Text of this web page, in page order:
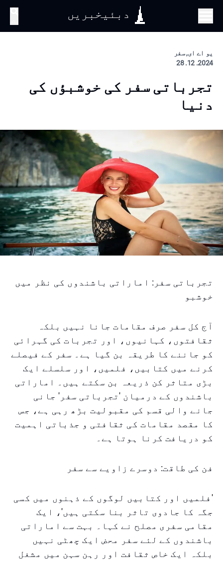
دبئیخبریں
یو اے ای, سفر
2024. 12. 28
تجرباتی سفر کی خوشبؤں کی
دنیا
تجرباتی سفر: اماراتی باشندوں کی نظر میں
خوشبو
آج کل سفر صرف مقامات جانا نہیں بلکہ
ثقافتوں، کہانیوں، اور تجربات کی گہرائی
کو جاننے کا طریقہ بن گیا ہے۔ سفر کے فیصلے
کرنے میں کتابیں، فلمیں، اور سلسلے ایک
بڑی متاثر کن ذریعہ بن سکتے ہیں۔ اماراتی
باشندوں کے درمیان 'تجرباتی سفر' جانی
جانے والی قسم کی مقبولیت بڑھ رہی ہے، جس
کا مقصد مقامات کی ثقافتی و جذباتی اہمیت
کو دریافت کرنا ہوتا ہے۔
فن کی طاقت: دوسرے زاویے سے سفر
'فلمیں اور کتابیں لوگوں کے ذہنوں میں کسی
جگہ کا جادوی تاثر بنا سکتی ہیں'، ایک
مقامی سفری مصلح نے کہا۔ بہت سے اماراتی
باشندوں کے لئے سفر محض ایک چھٹی نہیں
بلکہ ایک خاص ثقافت اور رہن سہن میں مشغل